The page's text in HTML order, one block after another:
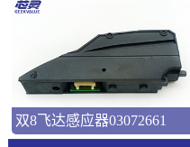
双8飞达感应器03072661